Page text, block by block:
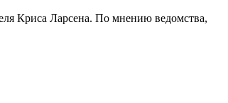
Криса Ларсена. По мнению ведомства,